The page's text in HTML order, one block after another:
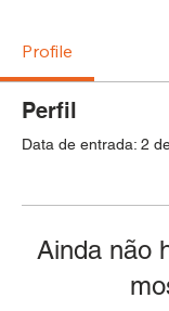
Profile
Perfil
Data de entrada: 2
Ainda não